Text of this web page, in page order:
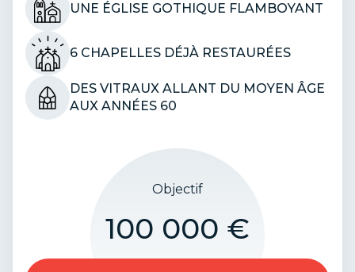
UNE ÉGLISE GOTHIQUE FLAMBOYANT
6 CHAPELLES DÉJÀ RESTAURÉES
DES VITRAUX ALLANT DU MOYEN ÂGE
AUX ANNÉES 60
Objectif
100 000 €